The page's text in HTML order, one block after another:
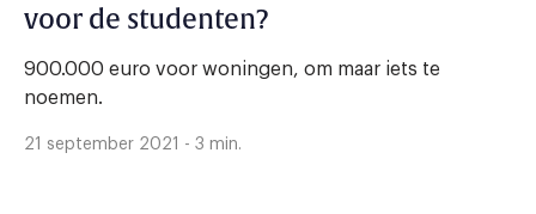
voor de studenten?
900.000 euro voor woningen, om maar iets te
noemen.
21 september 2021 - 3 min.